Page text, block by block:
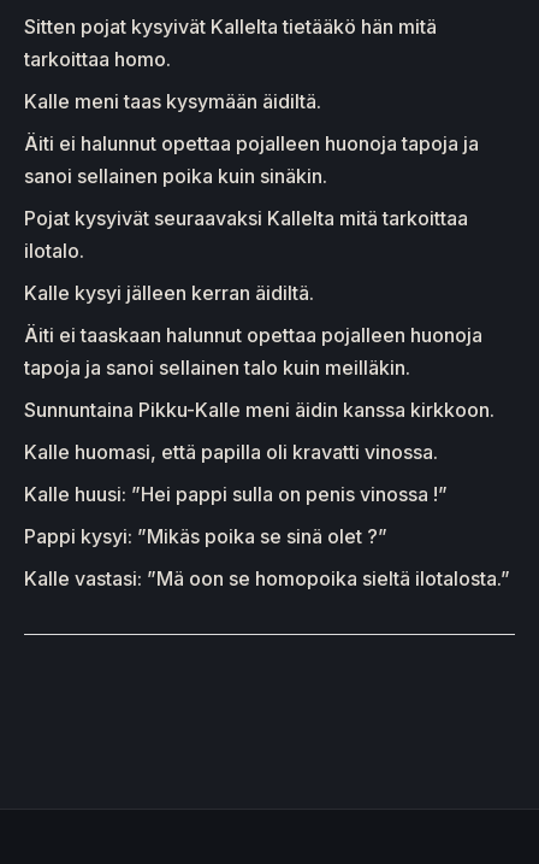
Sitten pojat kysyivät Kallelta tietääkö hän mitä
tarkoittaa homo.
Kalle meni taas kysymään äidiltä.
Äiti ei halunnut opettaa pojalleen huonoja tapoja ja
sanoi sellainen poika kuin sinäkin.
Pojat kysyivät seuraavaksi Kallelta mitä tarkoittaa
ilotalo.
Kalle kysyi jälleen kerran äidiltä.
Äiti ei taaskaan halunnut opettaa pojalleen huonoja
tapoja ja sanoi sellainen talo kuin meilläkin.
Sunnuntaina Pikku-Kalle meni äidin kanssa kirkkoon.
Kalle huomasi, että papilla oli kravatti vinossa.
Kalle huusi: ”Hei pappi sulla on penis vinossa !”
Pappi kysyi: ”Mikäs poika se sinä olet ?”
Kalle vastasi: ”Mä oon se homopoika sieltä ilotalosta.”